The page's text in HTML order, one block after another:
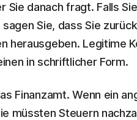
Sie danach fragt. Falls
Sie, dass Sie
herausgeben. Legitime
in schriftlicher Form.
Finanzamt. Wenn ein
müssten Steuern